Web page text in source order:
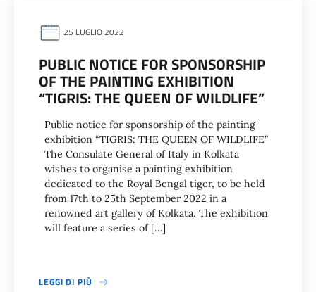
25 LUGLIO 2022
PUBLIC NOTICE FOR SPONSORSHIP
OF THE PAINTING EXHIBITION
“TIGRIS: THE QUEEN OF WILDLIFE”
Public notice for sponsorship of the painting
exhibition “TIGRIS: THE QUEEN OF WILDLIFE”
The Consulate General of Italy in Kolkata
wishes to organise a painting exhibition
dedicated to the Royal Bengal tiger, to be held
from 17th to 25th September 2022 in a
renowned art gallery of Kolkata. The exhibition
will feature a series of […]
LEGGI DI PIÙ